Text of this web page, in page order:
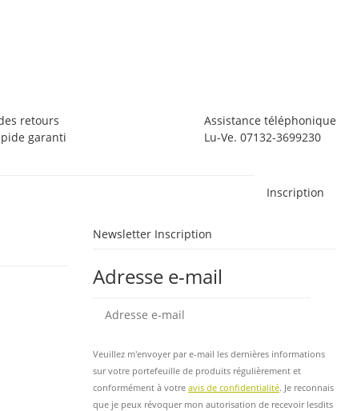
retours
garanti
Assistance téléphonique
Lu-Ve. 07132-3699230
Inscription
Newsletter Inscription
Adresse e-mail
Veuillez m'envoyer par e-mail les dernières informations
sur votre portefeuille de produits régulièrement et
conformément à votre avis de confidentialité. Je reconnais
que je peux révoquer mon autorisation de recevoir lesdits